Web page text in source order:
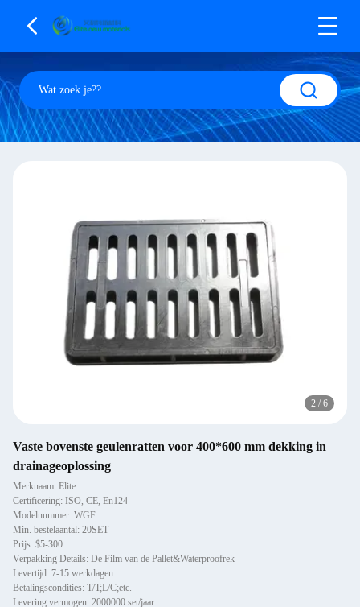
2 / 6
Vaste bovenste geulenratten voor 400*600 mm dekking in
drainageoplossing
Merknaam: Elite
Certificering: ISO, CE, En124
Modelnummer: WGF
Min. bestelaantal: 20SET
Prijs: $5-300
Verpakking Details: De Film van de Pallet&Waterproofrek
Levertijd: 7-15 werkdagen
Betalingscondities: T/T;L/C;etc.
Levering vermogen: 2000000 set/jaar